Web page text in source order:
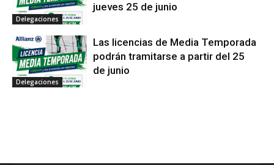
Delegaciones
jueves 25 de junio
Delegaciones
Las licencias de Media Temporada
podrán tramitarse a partir del 25
de junio